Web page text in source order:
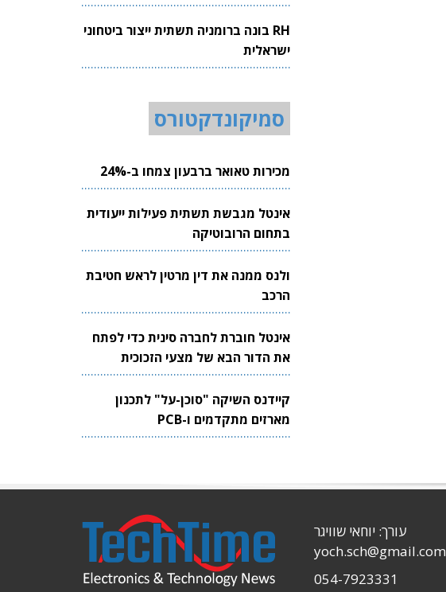
RH בונה ברומניה תשתית ייצור ביטחוני
ישראלית
סמיקונדקטורס
מכירות טאואר ברבעון צמחו ב-24%
אינטל מגבשת תשתית פעילות ייעודית
בתחום הרובוטיקה
ולנס ממנה את דין מרטין לראש חטיבת
הרכב
אינטל חוברת לחברה סינית כדי לפתח
את הדור הבא של מצעי הזכוכית
לשבבים
קיידנס השיקה "סוכן-על" לתכנון
מארזים מתקדמים ו-PCB
עורך: יוחאי שוויגר
yoch.sch@gmail.com
054-7923331